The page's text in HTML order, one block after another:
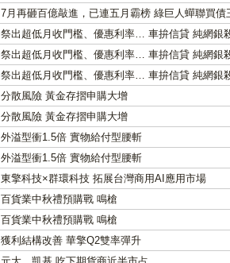
7月再砸百億敲進，已連五月霸榜 綠巨人蟬聯買債
祭出超低月收門檻、優惠利率… 車拚信貸 純網銀
祭出超低月收門檻、優惠利率… 車拚信貸 純網銀
祭出超低月收門檻、優惠利率… 車拚信貸 純網銀
分散風險 黃金存摺申購大增
分散風險 黃金存摺申購大增
外溢型衝1.5倍 實物給付型腰斬
外溢型衝1.5倍 實物給付型腰斬
東擎科技×群環科技 拓展台灣商用AI應用市場
百貨業中秋禮預購戰 鳴槍
百貨業中秋禮預購戰 鳴槍
獲利結構改善 華擎Q2雙率彈升